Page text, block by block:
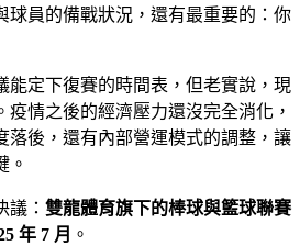
球員的備戰狀況，還有最重要的：你
能定下復賽的時間表，但老實說，現
情之後的經濟壓力還沒完全消化，
落後，還有內部營運模式的調整，讓
。
議： 雙龍體育旗下的棒球與籃球聯賽
年 7 月 。